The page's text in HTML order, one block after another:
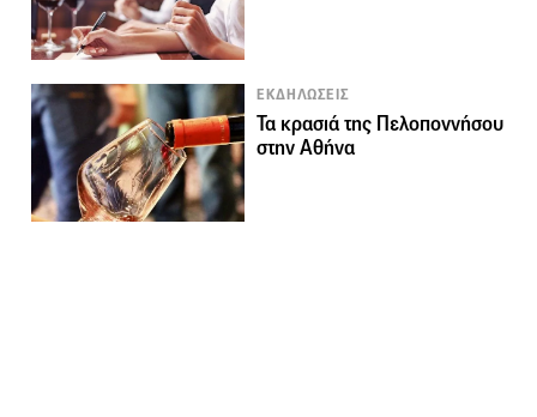
ΕΚΔΗΛΩΣΕΙΣ
Τα κρασιά της Πελοποννήσου
στην Αθήνα